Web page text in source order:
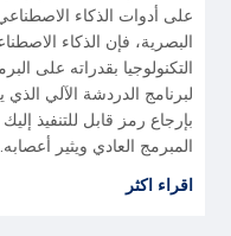
على أدوات الذكاء الاصطناعي
البصرية، فإن الذكاء
التكنولوجيا بقدراته على
لبرنامج الدردشة الآلي
بإرجاع رمز قابل للتنفيذ
المبرمج العادي ويثير أعصابه.
اقراء اكثر